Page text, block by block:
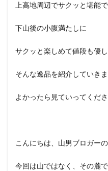
上高地周辺でサクッと堪能
下山後の小腹満たしに
サクッと楽しめて値段も優
そんな逸品を紹介していきま
よかったら見ていってくだ
こんにちは、山男ブロガー
今回は山ではなく、その麓